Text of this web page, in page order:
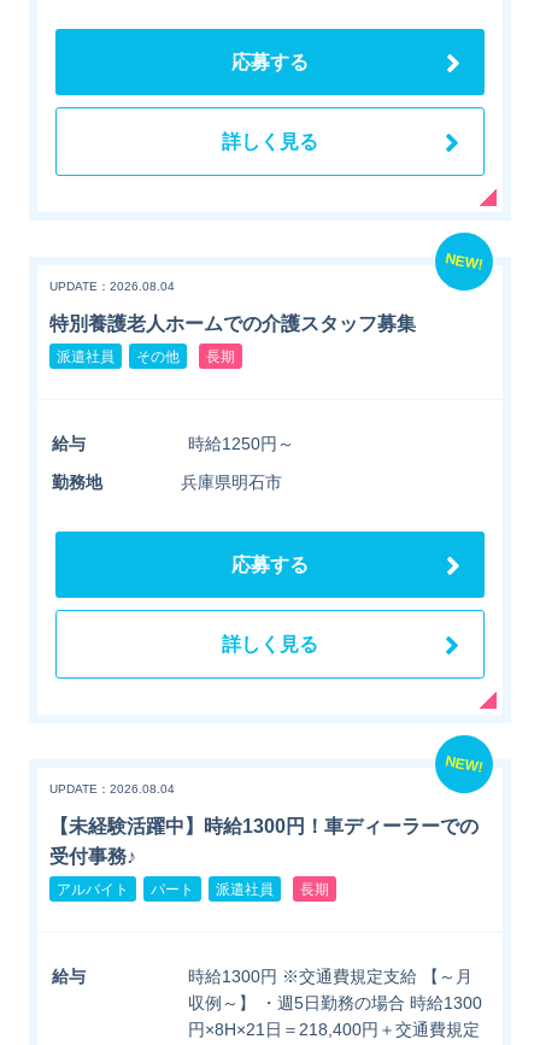
応募する
詳しく見る
NEW!
UPDATE：2026.08.04
特別養護老人ホームでの介護スタッフ募集
派遣社員 その他 長期
給与
時給1250円～
勤務地
兵庫県明石市
応募する
詳しく見る
NEW!
UPDATE：2026.08.04
【未経験活躍中】時給1300円！車ディーラーでの
受付事務♪
アルバイト パート 派遣社員 長期
給与
時給1300円 ※交通費規定支給 【～月
収例～】 ・週5日勤務の場合 時給1300
円×8H×21日＝218,400円＋交通費規定